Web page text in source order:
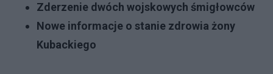
Zderzenie dwóch wojskowych śmigłowców
Nowe informacje o stanie zdrowia żony
Kubackiego